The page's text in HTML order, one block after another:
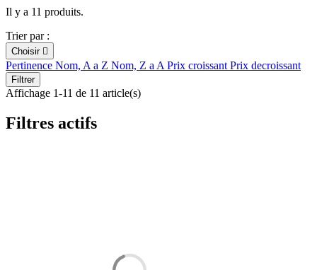
Il y a 11 produits.
Trier par :
Choisir 
Pertinence Nom, A a Z Nom, Z a A Prix croissant Prix decroissant
Filtrer
Affichage 1-11 de 11 article(s)
Filtres actifs